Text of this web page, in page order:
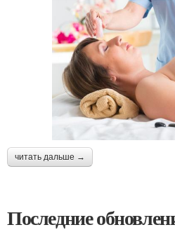
читать дальше →
Последние